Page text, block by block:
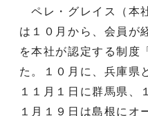
ペレ・グレイス（本
は１０月から、会員が
を本社が認定する制度
た。１０月に、兵庫県
１１月１日に群馬県、
１月１９日は島根にオ